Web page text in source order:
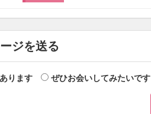
ジを送る
ります ぜひお会いしてみたいです